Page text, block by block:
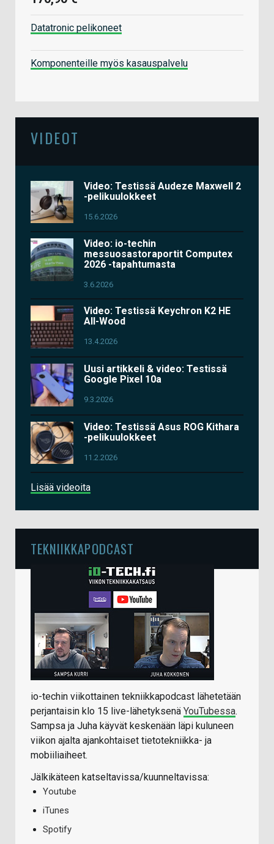
Datatronic pelikoneet
Komponenteille myös kasauspalvelu
VIDEOT
Video: Testissä Audeze Maxwell 2
-pelikuulokkeet
15.6.2026
Video: io-techin
messuosastoraportit Computex
2026 -tapahtumasta
3.6.2026
Video: Testissä Keychron K2 HE
All-Wood
13.4.2026
Uusi artikkeli & video: Testissä
Google Pixel 10a
9.3.2026
Video: Testissä Asus ROG Kithara
-pelikuulokkeet
11.2.2026
Lisää videoita
TEKNIIKKAPODCAST
io-techin viikottainen tekniikkapodcast lähetetään
perjantaisin klo 15 live-lähetyksenä YouTubessa.
Sampsa ja Juha käyvät keskenään läpi kuluneen
viikon ajalta ajankohtaiset tietotekniikka- ja
mobiiliaiheet.
Jälkikäteen katseltavissa/kuunneltavissa:
Youtube
iTunes
Spotify